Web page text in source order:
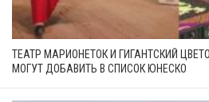
ТЕАТР МАРИОНЕТОК И ГИГАНТСКИЙ
МОГУТ ДОБАВИТЬ В СПИСОК ЮНЕСКО